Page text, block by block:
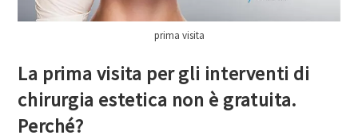
prima visita
La prima visita per gli interventi di
chirurgia estetica non è gratuita.
Perché?